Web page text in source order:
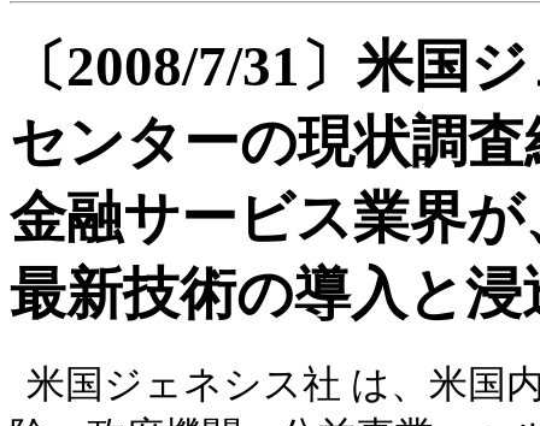
〔2008/7/31〕米国
センターの現状調
金融サービス業界
最新技術の導入と
米国ジェネシス社 は、米国